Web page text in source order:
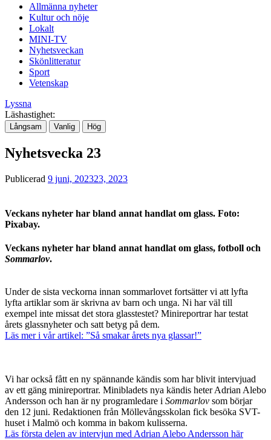
Allmänna nyheter
Kultur och nöje
Lokalt
MINI-TV
Nyhetsveckan
Skönlitteratur
Sport
Vetenskap
Lyssna
Läshastighet:
Långsam Vanlig Hög
Nyhetsvecka 23
Publicerad 9 juni, 202323, 2023
Veckans nyheter har bland annat handlat om glass. Foto:
Pixabay.
Veckans nyheter har bland annat handlat om glass, fotboll och
Sommarlov.
Under de sista veckorna innan sommarlovet fortsätter vi att lyfta
lyfta artiklar som är skrivna av barn och unga. Ni har väl till
exempel inte missat det stora glasstestet? Minireportrar har testat
årets glassnyheter och satt betyg på dem.
Läs mer i vår artikel: ”Så smakar årets nya glassar!”
Vi har också fått en ny spännande kändis som har blivit intervjuad
av ett gäng minireportrar. Minibladets nya kändis heter Adrian Alebo
Andersson och han är ny programledare i Sommarlov som börjar
den 12 juni. Redaktionen från Möllevångsskolan fick besöka SVT-
huset i Malmö och komma in bakom kulisserna.
Läs första delen av intervjun med Adrian Alebo Andersson här